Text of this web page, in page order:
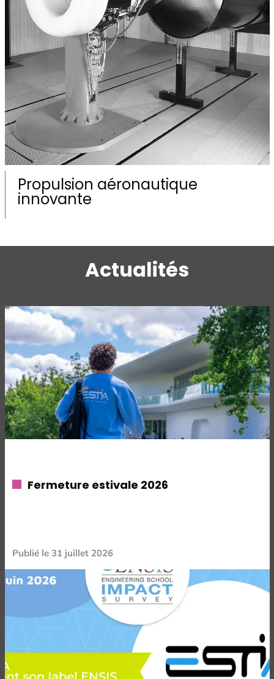
Propulsion aéronautique
innovante
Actualités
Fermeture estivale 2026
Publié le 31 juillet 2026